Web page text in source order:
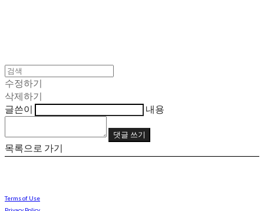
수정하기
삭제하기
글쓴이
내용
댓글 쓰기
목록으로 가기
Terms of Use